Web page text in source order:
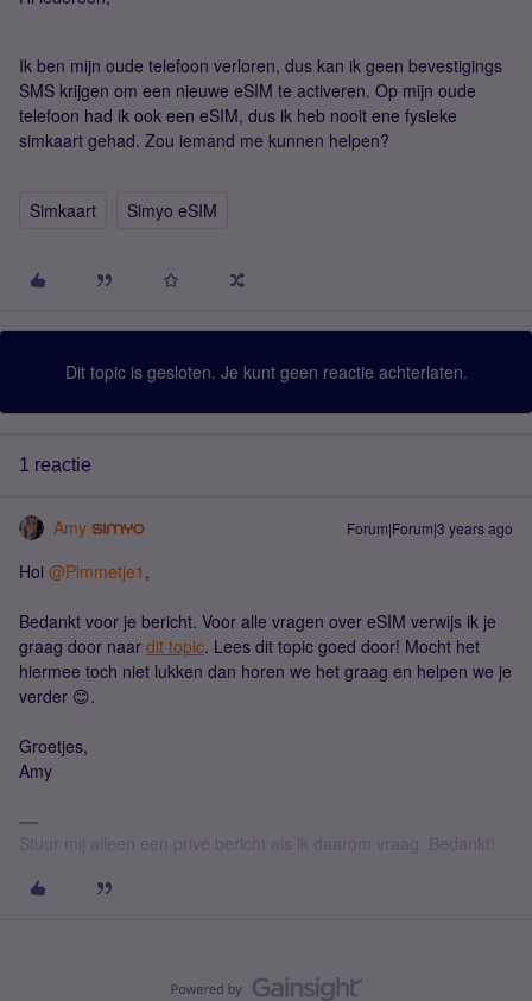
Ik ben mijn oude telefoon verloren, dus kan ik geen bevestigings
SMS krijgen om een nieuwe eSIM te activeren. Op mijn oude
telefoon had ik ook een eSIM, dus ik heb nooit ene fysieke
simkaart gehad. Zou iemand me kunnen helpen?
Simkaart Simyo eSIM
Dit topic is gesloten. Je kunt geen reactie achterlaten.
1 reactie
Amy Forum|Forum|3 years ago
Hoi @Pimmetje1 ,
Bedankt voor je bericht. Voor alle vragen over eSIM verwijs ik je
graag door naar dit topic. Lees dit topic goed door! Mocht het
hiermee toch niet lukken dan horen we het graag en helpen we je
verder 😊.
Groetjes,
Amy
Stuur mij alleen een privé bericht als ik daarom vraag. Bedankt!